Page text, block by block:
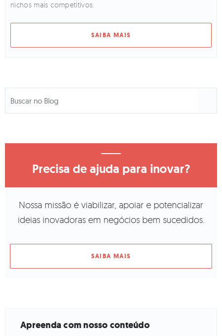
nichos mais competitivos.
SAIBA MAIS
Precisa de ajuda para inovar?
Nossa missão é viabilizar, apoiar e potencializar
ideias inovadoras em negócios bem sucedidos.
SAIBA MAIS
Apreenda com nosso conteúdo